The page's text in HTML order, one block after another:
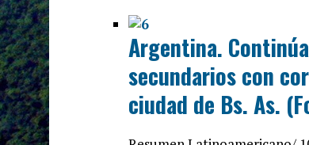
Argentina.
secundarios con
ciudad de Bs. As.